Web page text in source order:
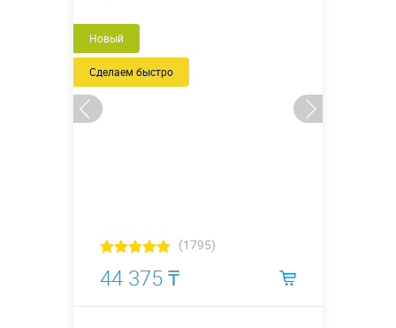
Новый
Сделаем быстро
(1795)
44 375 ₸